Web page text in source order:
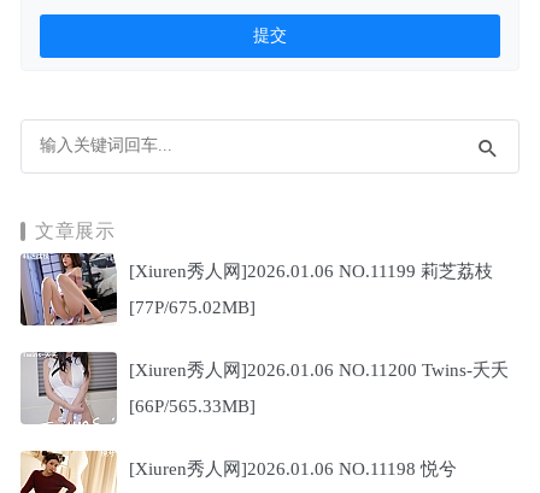
文章展示
[Xiuren秀人网]2026.01.06 NO.11199 莉芝荔枝
[77P/675.02MB]
[Xiuren秀人网]2026.01.06 NO.11200 Twins-夭夭
[66P/565.33MB]
[Xiuren秀人网]2026.01.06 NO.11198 悦兮